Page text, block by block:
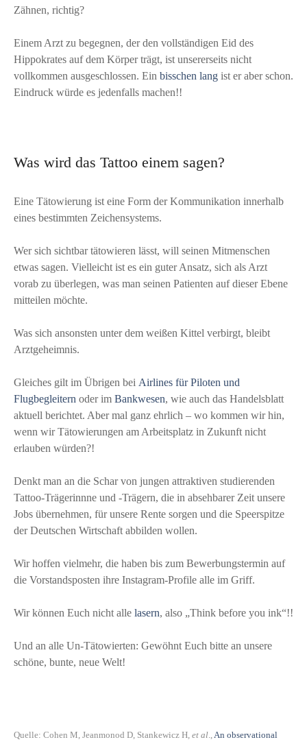
Zähnen, richtig?
Einem Arzt zu begegnen, der den vollständigen Eid des
Hippokrates auf dem Körper trägt, ist unsererseits nicht
vollkommen ausgeschlossen. Ein bisschen lang ist er aber schon.
Eindruck würde es jedenfalls machen!!
Was wird das Tattoo einem sagen?
Eine Tätowierung ist eine Form der Kommunikation innerhalb
eines bestimmten Zeichensystems.
Wer sich sichtbar tätowieren lässt, will seinen Mitmenschen
etwas sagen. Vielleicht ist es ein guter Ansatz, sich als Arzt
vorab zu überlegen, was man seinen Patienten auf dieser Ebene
mitteilen möchte.
Was sich ansonsten unter dem weißen Kittel verbirgt, bleibt
Arztgeheimnis.
Gleiches gilt im Übrigen bei Airlines für Piloten und
Flugbegleitern oder im Bankwesen, wie auch das Handelsblatt
aktuell berichtet. Aber mal ganz ehrlich – wo kommen wir hin,
wenn wir Tätowierungen am Arbeitsplatz in Zukunft nicht
erlauben würden?!
Denkt man an die Schar von jungen attraktiven studierenden
Tattoo-Trägerinnne und -Trägern, die in absehbarer Zeit unsere
Jobs übernehmen, für unsere Rente sorgen und die Speerspitze
der Deutschen Wirtschaft abbilden wollen.
Wir hoffen vielmehr, die haben bis zum Bewerbungstermin auf
die Vorstandsposten ihre Instagram-Profile alle im Griff.
Wir können Euch nicht alle lasern, also „Think before you ink“!!
Und an alle Un-Tätowierten: Gewöhnt Euch bitte an unsere
schöne, bunte, neue Welt!
Quelle: Cohen M, Jeanmonod D, Stankewicz H, et al.,An observational